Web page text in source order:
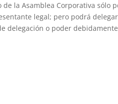
la Asamblea Corporativa sólo
legal; pero podrá
delegación o poder debidamente